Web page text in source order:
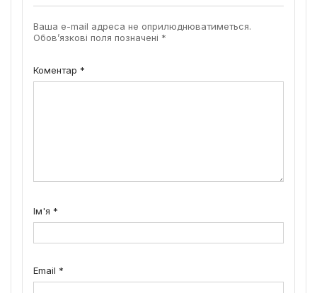
Ваша e-mail адреса не оприлюднюватиметься.
Обов’язкові поля позначені *
Коментар *
Ім'я *
Email *